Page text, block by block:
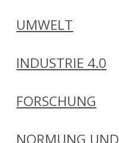
UMWELT
INDUSTRIE 4.0
FORSCHUNG
NORMUNG UND